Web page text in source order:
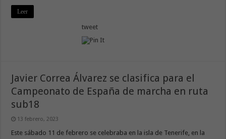
Leer
tweet
Javier Correa Álvarez se clasifica para el
Campeonato de España de marcha en ruta
sub18
13 febrero, 2023
Este sábado 11 de febrero se celebraba en la isla de Tenerife, en la